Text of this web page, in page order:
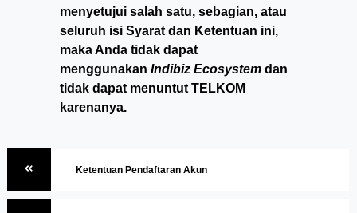
menyetujui salah satu, sebagian, atau
seluruh isi Syarat dan Ketentuan ini,
maka Anda tidak dapat
menggunakan Indibiz Ecosystem dan
tidak dapat menuntut TELKOM
karenanya.
Ketentuan Pendaftaran Akun